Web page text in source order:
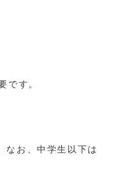
です。
なお、中学生以下は